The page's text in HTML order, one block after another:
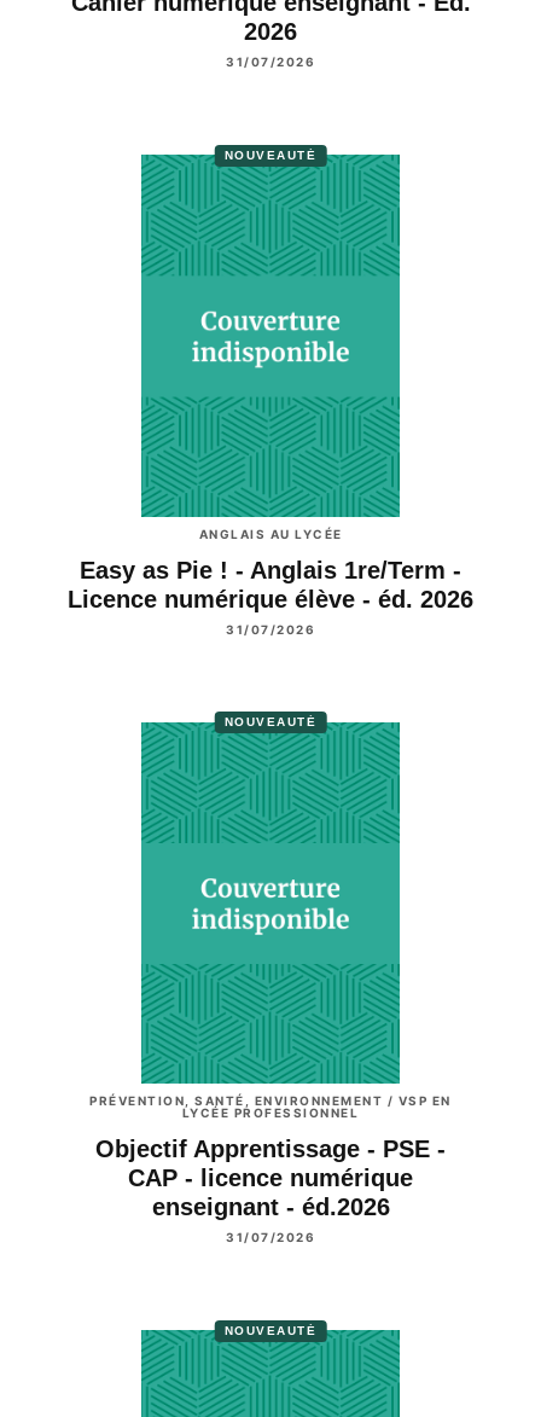
2026
31/07/2026
NOUVEAUTÉ
ANGLAIS AU LYCÉE
Easy as Pie ! - Anglais 1re/Term -
Licence numérique élève - éd. 2026
31/07/2026
NOUVEAUTÉ
PRÉVENTION, SANTÉ, ENVIRONNEMENT / VSP EN
LYCÉE PROFESSIONNEL
Objectif Apprentissage - PSE -
CAP - licence numérique
enseignant - éd.2026
31/07/2026
NOUVEAUTÉ